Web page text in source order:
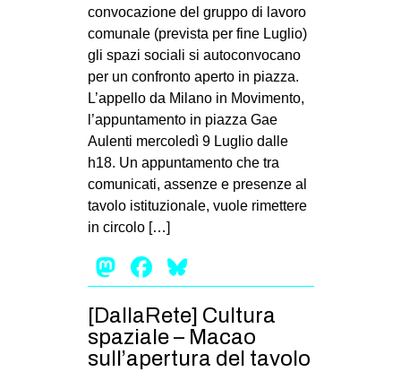
convocazione del gruppo di lavoro
comunale (prevista per fine Luglio)
gli spazi sociali si autoconvocano
per un confronto aperto in piazza.
L’appello da Milano in Movimento,
l’appuntamento in piazza Gae
Aulenti mercoledì 9 Luglio dalle
h18. Un appuntamento che tra
comunicati, assenze e presenze al
tavolo istituzionale, vuole rimettere
in circolo […]
Mastodon
Facebook
[DallaRete] Cultura
spaziale – Macao
sull’apertura del tavolo